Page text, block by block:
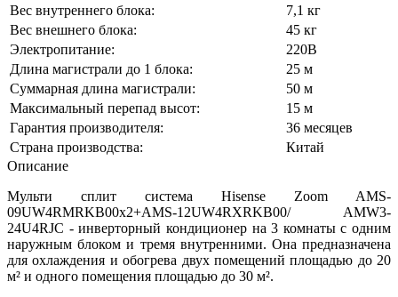
Вес внутреннего блока:
7,1 кг
Вес внешнего блока:
45 кг
Электропитание:
220В
Длина магистрали до 1 блока:
25 м
Суммарная длина магистрали:
50 м
Максимальный перепад высот:
15 м
Гарантия производителя:
36 месяцев
Страна производства:
Китай
Описание
Мульти сплит система Hisense Zoom AMS-
09UW4RMRKB00х2+AMS-12UW4RXRKB00/ AMW3-
24U4RJC - инверторный кондиционер на 3 комнаты с одним
наружным блоком и тремя внутренними. Она предназначена
для охлаждения и обогрева двух помещений площадью до 20
м² и одного помещения площадью до 30 м².